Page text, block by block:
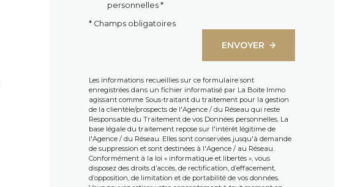
personnelles *
* Champs obligatoires
ENVOYER
Les informations recueillies sur ce formulaire sont
enregistrées dans un fichier informatisé par La Boite Immo
agissant comme Sous-traitant du traitement pour la gestion
de la clientèle/prospects de l'Agence / du Réseau qui reste
Responsable du Traitement de vos Données personnelles. La
base légale du traitement repose sur l'intérêt légitime de
l'Agence / du Réseau. Elles sont conservées jusqu'à demande
de suppression et sont destinées à l'Agence / au Réseau.
Conformément à la loi « informatique et libertés », vous
disposez des droits d’accès, de rectification, d’effacement,
d’opposition, de limitation et de portabilité de vos données.